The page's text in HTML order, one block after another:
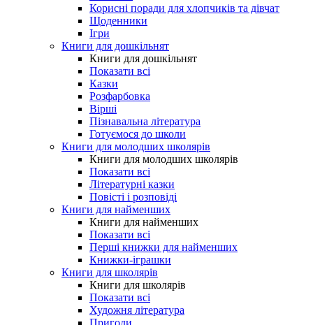
Корисні поради для хлопчиків та дівчат
Щоденники
Ігри
Книги для дошкільнят
Книги для дошкільнят
Показати всі
Казки
Розфарбовка
Вірші
Пізнавальна література
Готуємося до школи
Книги для молодших школярів
Книги для молодших школярів
Показати всі
Літературні казки
Повісті і розповіді
Книги для найменших
Книги для найменших
Показати всі
Перші книжки для найменших
Книжки-іграшки
Книги для школярів
Книги для школярів
Показати всі
Художня література
Пригоди